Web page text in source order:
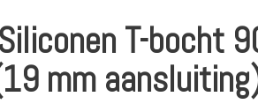
T-bocht
mm